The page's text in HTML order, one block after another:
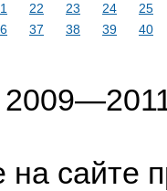
22 23 24
25
37 38 39 40
сайте